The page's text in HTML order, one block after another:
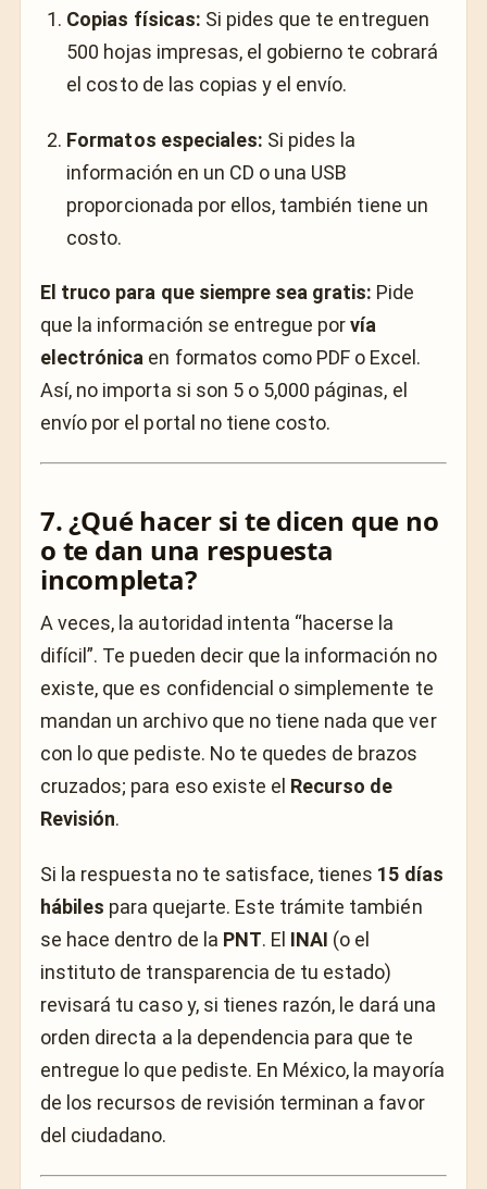
Copias físicas: Si pides que te entreguen
500 hojas impresas, el gobierno te cobrará
el costo de las copias y el envío.
Formatos especiales: Si pides la
información en un CD o una USB
proporcionada por ellos, también tiene un
costo.
El truco para que siempre sea gratis: Pide
que la información se entregue porvía
electrónica en formatos como PDF o Excel.
Así, no importa si son 5 o 5,000 páginas, el
envío por el portal no tiene costo.
7. ¿Qué hacer si te dicen que no
o te dan una respuesta
incompleta?
A veces, la autoridad intenta “hacerse la
difícil”. Te pueden decir que la información no
existe, que es confidencial o simplemente te
mandan un archivo que no tiene nada que ver
con lo que pediste. No te quedes de brazos
cruzados; para eso existe el Recurso de
Revisión.
Si la respuesta no te satisface, tienes 15 días
hábiles para quejarte. Este trámite también
se hace dentro de la PNT. El INAI (o el
instituto de transparencia de tu estado)
revisará tu caso y, si tienes razón, le dará una
orden directa a la dependencia para que te
entregue lo que pediste. En México, la mayoría
de los recursos de revisión terminan a favor
del ciudadano.